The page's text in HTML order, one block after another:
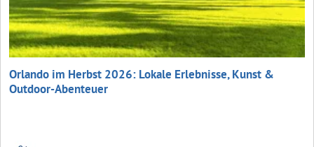
Orlando im Herbst 2026: Lokale Erlebnisse, Kunst &
Outdoor-Abenteuer